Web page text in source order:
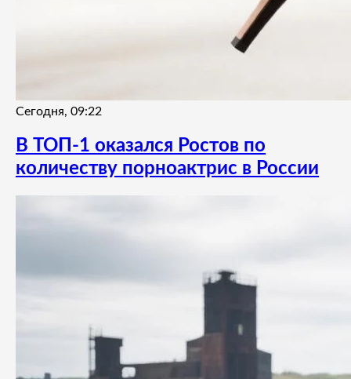
Сегодня, 09:22
В ТОП-1 оказался Ростов по
количеству порноактрис в России